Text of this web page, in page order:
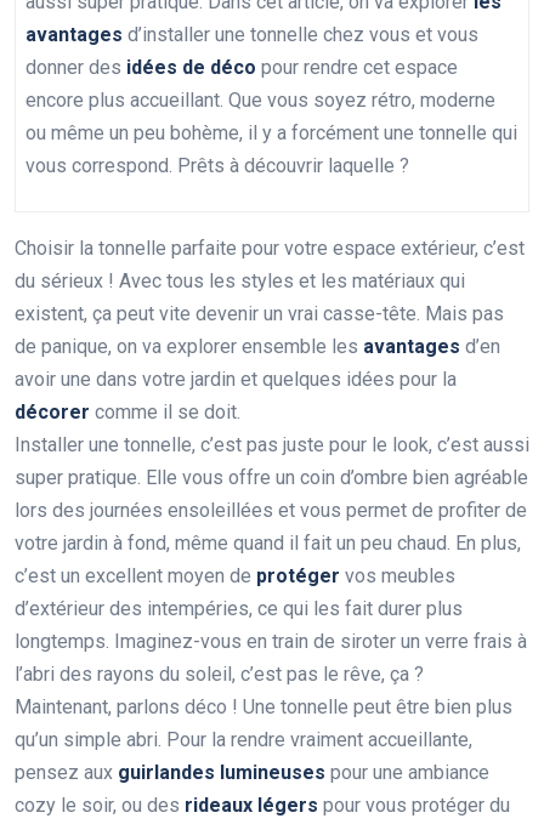
avantages d’installer une tonnelle chez vous et vous
donner des idées de déco pour rendre cet espace
encore plus accueillant. Que vous soyez rétro, moderne
ou même un peu bohème, il y a forcément une tonnelle qui
vous correspond. Prêts à découvrir laquelle ?
Choisir la tonnelle parfaite pour votre espace extérieur, c’est
du sérieux ! Avec tous les styles et les matériaux qui
existent, ça peut vite devenir un vrai casse-tête. Mais pas
de panique, on va explorer ensemble les avantages d’en
avoir une dans votre jardin et quelques idées pour la
décorer comme il se doit.
Installer une tonnelle, c’est pas juste pour le look, c’est aussi
super pratique. Elle vous offre un coin d’ombre bien agréable
lors des journées ensoleillées et vous permet de profiter de
votre jardin à fond, même quand il fait un peu chaud. En plus,
c’est un excellent moyen de protéger vos meubles
d’extérieur des intempéries, ce qui les fait durer plus
longtemps. Imaginez-vous en train de siroter un verre frais à
l’abri des rayons du soleil, c’est pas le rêve, ça ?
Maintenant, parlons déco ! Une tonnelle peut être bien plus
qu’un simple abri. Pour la rendre vraiment accueillante,
pensez aux guirlandes lumineuses pour une ambiance
cozy le soir, ou des rideaux légers pour vous protéger du